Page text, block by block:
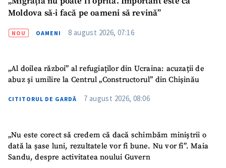
Moldova să-i facă pe oameni să revină”
NOU OAMENI 8 august 2026, 07:16
„Al doilea război” al refugiaților din Ucraina: acuzații de
abuz și umilire la Centrul „Constructorul” din Chișinău
CITITORUL DE GARDĂ 7 august 2026, 08:06
„Nu este corect să credem că dacă schimbăm miniștrii o
dată la șase luni, rezultatele vor fi bune. Nu vor fi”. Maia
Sandu, despre activitatea noului Guvern
Link media+ Link media
Nume+ Numele meu
Email+ Emailul meu